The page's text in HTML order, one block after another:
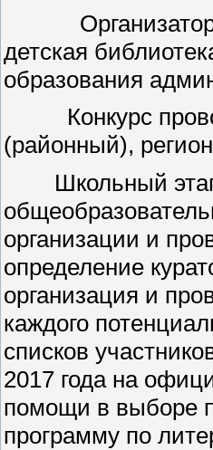
детская
образования
Конкурс
(районный),
Школьный этап
организации и
определение
организация и
каждого
списков
2017 года на
помощи в выборе
программу по